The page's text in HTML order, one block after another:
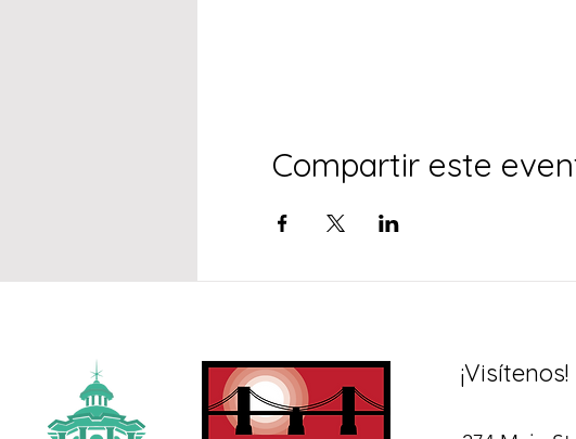
Compartir este
¡Visítenos!